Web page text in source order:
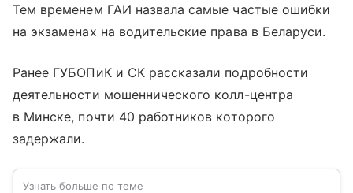
Тем временем ГАИ назвала самые частые ошибки
на экзаменах на водительские права в Беларуси.
Ранее ГУБОПиК и СК рассказали подробности
деятельности мошеннического колл-центра
в Минске, почти 40 работников которого
задержали.
Узнать больше по теме